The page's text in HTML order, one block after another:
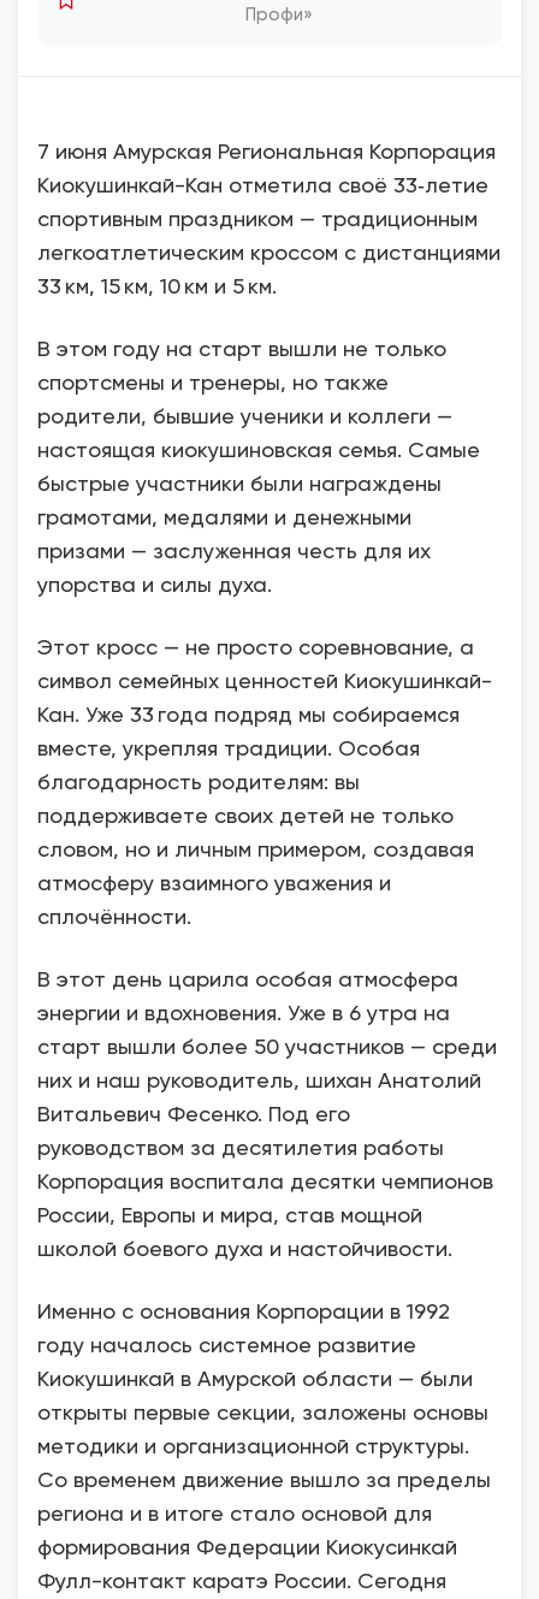
Профи»
7 июня Амурская Региональная Корпорация
Киокушинкай-Кан отметила своё 33‑летие
спортивным праздником — традиционным
легкоатлетическим кроссом с дистанциями
33 км, 15 км, 10 км и 5 км.
В этом году на старт вышли не только
спортсмены и тренеры, но также
родители, бывшие ученики и коллеги —
настоящая киокушиновская семья. Самые
быстрые участники были награждены
грамотами, медалями и денежными
призами — заслуженная честь для их
упорства и силы духа.
Этот кросс — не просто соревнование, а
символ семейных ценностей Киокушинкай-
Кан. Уже 33 года подряд мы собираемся
вместе, укрепляя традиции. Особая
благодарность родителям: вы
поддерживаете своих детей не только
словом, но и личным примером, создавая
атмосферу взаимного уважения и
сплочённости.
В этот день царила особая атмосфера
энергии и вдохновения. Уже в 6 утра на
старт вышли более 50 участников — среди
них и наш руководитель, шихан Анатолий
Витальевич Фесенко. Под его
руководством за десятилетия работы
Корпорация воспитала десятки чемпионов
России, Европы и мира, став мощной
школой боевого духа и настойчивости.
Именно с основания Корпорации в 1992
году началось системное развитие
Киокушинкай в Амурской области — были
открыты первые секции, заложены основы
методики и организационной структуры.
Со временем движение вышло за пределы
региона и в итоге стало основой для
формирования Федерации Киокусинкай
Фулл-контакт каратэ России. Сегодня